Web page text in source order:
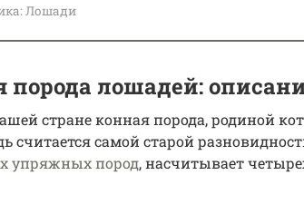
Лошади
порода лошадей:
стране конная порода, родиной
считается самой старой
упряжных пород, насчитывает